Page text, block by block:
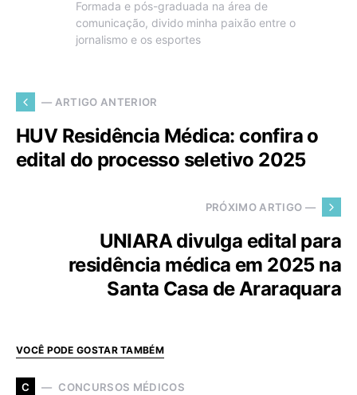
Formada e pós-graduada na área de
comunicação, divido minha paixão entre o
jornalismo e os esportes
— ARTIGO ANTERIOR
HUV Residência Médica: confira o
edital do processo seletivo 2025
PRÓXIMO ARTIGO —
UNIARA divulga edital para
residência médica em 2025 na
Santa Casa de Araraquara
VOCÊ PODE GOSTAR TAMBÉM
C CONCURSOS MÉDICOS